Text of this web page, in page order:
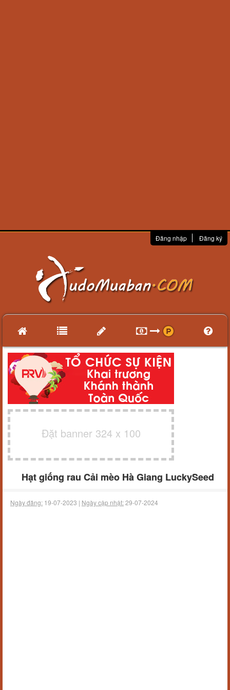
Đăng nhập Đăng ký
Đặt banner 324 x 100
Hạt giống rau Cải mèo Hà Giang LuckySeed
Ngày đăng: 19-07-2023 | Ngày cập nhật:29-07-2024